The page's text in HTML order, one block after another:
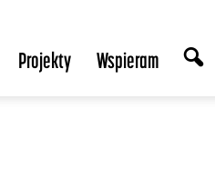
Projekty Wspieram